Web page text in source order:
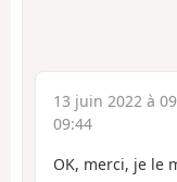
13 juin 2022 à
09:44
OK, merci, je le